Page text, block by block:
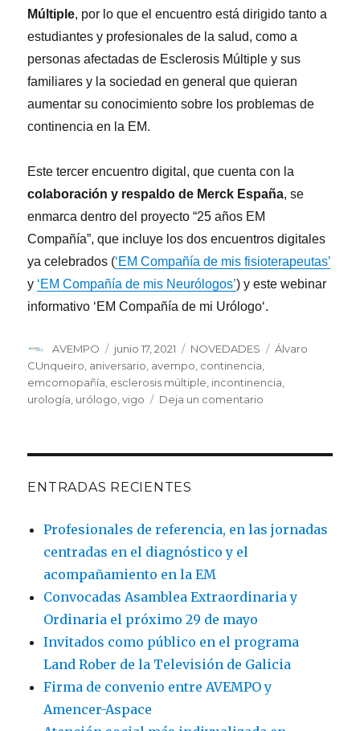
Múltiple, por lo que el encuentro está dirigido tanto a
estudiantes y profesionales de la salud, como a
personas afectadas de Esclerosis Múltiple y sus
familiares y la sociedad en general que quieran
aumentar su conocimiento sobre los problemas de
continencia en la EM.
Este tercer encuentro digital, que cuenta con la
colaboración y respaldo de Merck España, se
enmarca dentro del proyecto “25 años EM
Compañía”, que incluye los dos encuentros digitales
ya celebrados (‘EM Compañía de mis fisioterapeutas’
y ‘EM Compañía de mis Neurólogos’) y este webinar
informativo ‘EM Compañía de mi Urólogo‘.
Autor
AVEMPO
Publicado
el
junio 17, 2021 Categorías
NOVEDADES Etiquetas
Álvaro
CUnqueiro aniversario avempo continencia
emcomopañía esclerosis múltiple incontinencia
urología urólogo ,vigo Deja un comentario
ENTRADAS RECIENTES
Profesionales de referencia, en las jornadas
centradas en el diagnóstico y el
acompañamiento en la EM
Convocadas Asamblea Extraordinaria y
Ordinaria el próximo 29 de mayo
Invitados como público en el programa
Land Rober de la Televisión de Galicia
Firma de convenio entre AVEMPO y
Amencer-Aspace